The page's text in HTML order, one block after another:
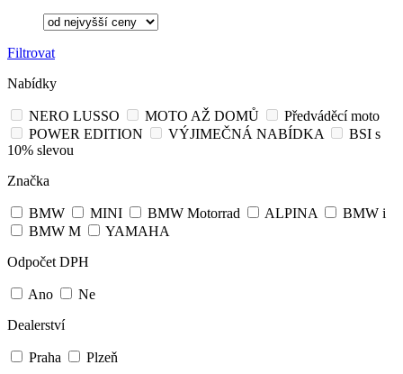
Filtrovat
Nabídky
NERO LUSSO MOTO AŽ DOMŮ
Předváděcí moto
POWER EDITION
VÝJIMEČNÁ NABÍDKA
BSI s
10% slevou
Značka
BMW MINI BMW Motorrad ALPINA
BMW i
BMW M
YAMAHA
Odpočet DPH
Ano
Ne
Dealerství
Praha
Plzeň